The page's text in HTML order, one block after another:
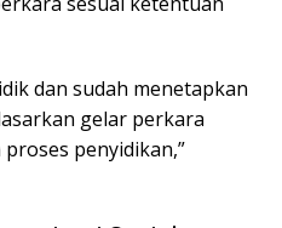
dan sudah menetapkan
gelar perkara
penyidikan,”